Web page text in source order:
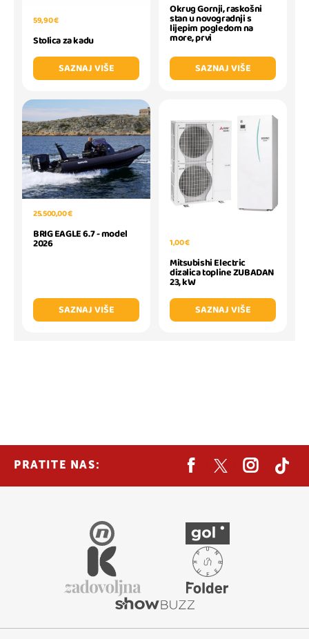
59,90 €
Stolica za kadu
SAZNAJ VIŠE
Okrug Gornji, raskošni
stan u novogradnji s
lijepim pogledom na
more, prvi
SAZNAJ VIŠE
25.500,00 €
BRIG EAGLE 6.7 - model
2026
SAZNAJ VIŠE
1,00 €
Mitsubishi Electric
dizalica topline ZUBADAN
23, kW
SAZNAJ VIŠE
PRATITE NAS: